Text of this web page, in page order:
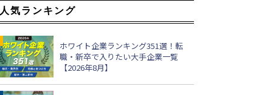
人気ランキング
ホワイト企業ランキング351選！転
職・新卒で入りたい大手企業一覧
【2026年8月】